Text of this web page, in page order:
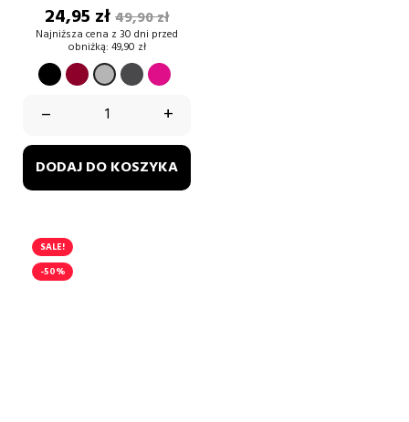
Cena
24,95 złCena
podstawowa
49,90 zł
Najniższa cena z 30 dni przed
obniżką: 49,90 zł
CZARNYBORDOWY
SZARYGRAFITFUKSJA
– +
DODAJ DO KOSZYKA
SALE!
-50%